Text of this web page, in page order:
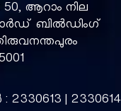
50, ആറാം നില
ബിൽഡിംഗ്
| 2330614